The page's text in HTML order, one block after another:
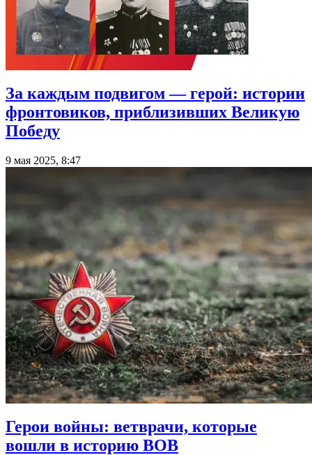
За каждым подвигом — герой: истории
фронтовиков, приблизивших Великую
Победу
9 мая 2025, 8:47
Герои войны: ветврачи, которые
вошли в историю ВОВ